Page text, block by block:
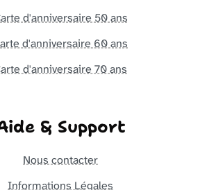
d'anniversaire 50 ans
d'anniversaire 60 ans
d'anniversaire 70 ans
& Support
Nous contacter
Informations Légales